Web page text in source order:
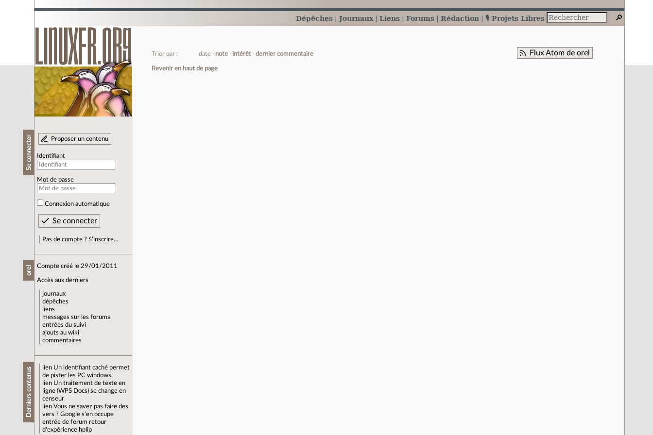
Dépêches Journaux Liens Forums Rédaction 🎙️ Projets Libres
Se connecter Proposer un contenu
Identifiant
Mot de passe
Connexion automatique
Pas de compte ? S’inscrire…
orel Compte créé le 29/01/2011
Accès aux derniers
journaux
dépêches
liens
messages sur les forums
entrées du suivi
ajouts au wiki
commentaires
Derniers contenus lien Un identifiant caché permet
de pister les PC windows
lien Un traitement de texte en
ligne (WPS Docs) se change en
censeur
lien Vous ne savez pas faire des
vers ? Google s'en occupe
entrée de forum retour
d'expérience hplip
Flux Atom de orel
Trier par : date note intérêt dernier commentaire
Revenir en haut de page